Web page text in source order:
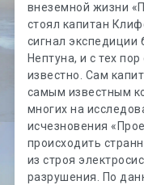
внеземной жизни
стоял капитан
сигнал экспедиции
Нептуна, и с тех
известно. Сам
самым известным
многих на
исчезновения
происходить
из строя
разрушения. По